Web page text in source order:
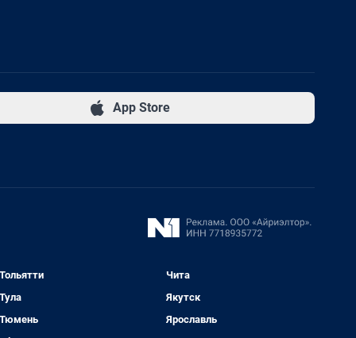
App Store
Чита
Якутск
Ярославль